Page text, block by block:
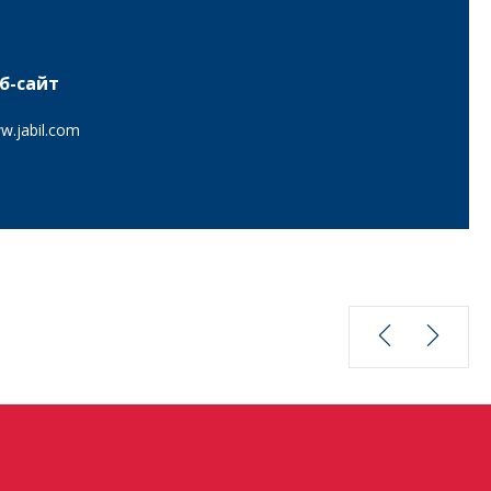
сайт